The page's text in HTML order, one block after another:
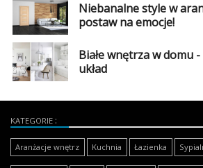
Niebanalne style w
postaw na emocje!
Białe wnętrza w domu
układ
KATEGORIE
Aranżacje wnętrz Kuchnia Łazienka